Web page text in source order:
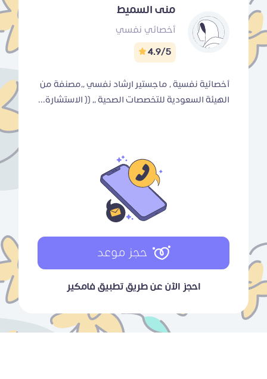
منى السميط
أخصائي نفسي
4.9/5
أخصائية نفسية ، ماجستير ارشاد نفسي ،،مصنفة من
الهيئة السعودية للتخصصات الصحية ،، (( الاستشارة...
حجز موعد
احجز الآن عن طريق تطبيق فامكير